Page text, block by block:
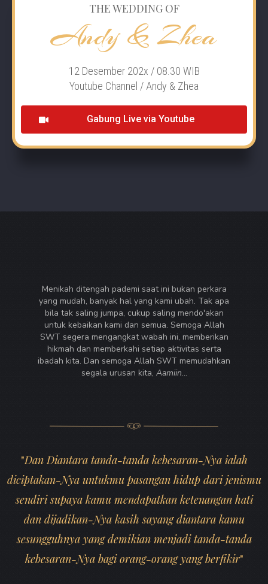
THE WEDDING OF
Andy & Zhea
12 Desember 202x / 08.30 WIB
Youtube Channel / Andy & Zhea
Gabung Live via Youtube
Menikah ditengah pademi saat ini bukan perkara
yang mudah, banyak hal yang kami ubah. Tak apa
bila tak saling jumpa, cukup saling mendo'akan
untuk kebaikan kami dan semua. Semoga Allah
SWT segera mengangkat wabah ini, memberikan
hikmah dan memberkahi setiap aktivitas serta
ibadah kita. Dan semoga Allah SWT memudahkan
segala urusan kita, Aamiin...
"Dan Diantara tanda-tanda kebesaran-Nya ialah
diciptakan-Nya untukmu pasangan hidup dari jenismu
sendiri supaya kamu mendapatkan ketenangan hati
dan dijadikan-Nya kasih sayang diantara kamu
sesungguhnya yang demikian menjadi tanda-tanda
kebesaran-Nya bagi orang-orang yang berfikir"